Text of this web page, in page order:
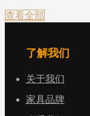
查看全部
了解我们
关于我们
家具品牌